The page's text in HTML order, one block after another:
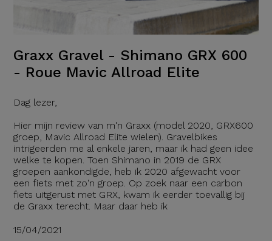
Graxx Gravel - Shimano GRX 600
- Roue Mavic Allroad Elite
Dag lezer,
Hier mijn review van m'n Graxx (model 2020, GRX600
groep, Mavic Allroad Elite wielen). Gravelbikes
intrigeerden me al enkele jaren, maar ik had geen idee
welke te kopen. Toen Shimano in 2019 de GRX
groepen aankondigde, heb ik 2020 afgewacht voor
een fiets met zo'n groep. Op zoek naar een carbon
fiets uitgerust met GRX, kwam ik eerder toevallig bij
de Graxx terecht. Maar daar heb ik
15/04/2021